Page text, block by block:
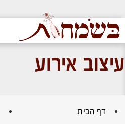
עיצוב אירוע
דף הבית